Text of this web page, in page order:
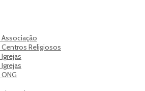
Religiosos